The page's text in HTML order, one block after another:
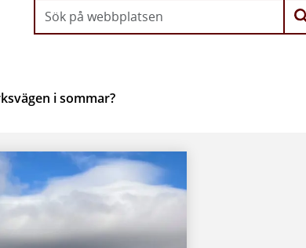
i sommar?